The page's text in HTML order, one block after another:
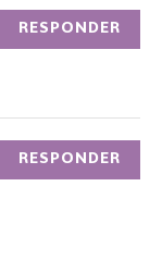
RESPONDER
RESPONDER